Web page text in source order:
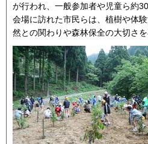
が行われ、一般参加者や児童ら約
会場に訪れた市民らは、植樹や体
然との関わりや森林保全の大切さを